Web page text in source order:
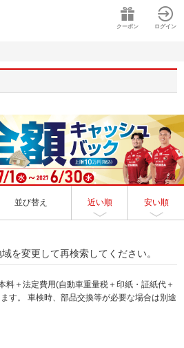
クーポン ログイン
並び替え 近い順 安い順
を変更して再検索してください。
料＋法定費用(自動車重量税＋印紙・証紙代＋
す。 車検時、部品交換等が必要な場合は別途